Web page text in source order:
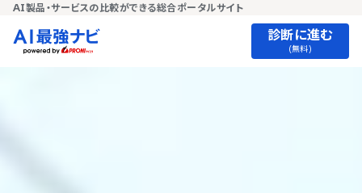
AI製品・サービスの比較ができる総合ポータルサイト
診断に進む
(無料)